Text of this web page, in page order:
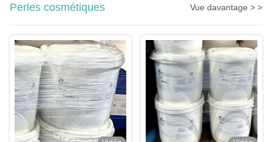
Perles cosmétiques Vue davantage > >